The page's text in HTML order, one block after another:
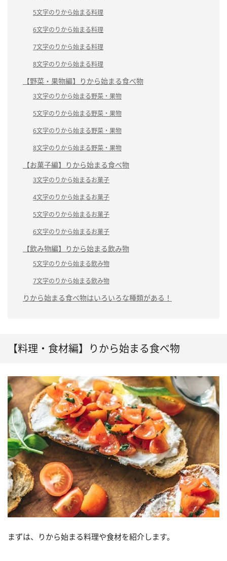
5文字のりから始まる料理
6文字のりから始まる料理
7文字のりから始まる料理
8文字のりから始まる料理
【野菜・果物編】りから始まる食べ物
3文字のりから始まる野菜・果物
5文字のりから始まる野菜・果物
6文字のりから始まる野菜・果物
8文字のりから始まる野菜・果物
【お菓子編】りから始まる食べ物
3文字のりから始まるお菓子
4文字のりから始まるお菓子
5文字のりから始まるお菓子
6文字のりから始まるお菓子
【飲み物編】りから始まる飲み物
5文字のりから始まる飲み物
7文字のりから始まる飲み物
りから始まる食べ物はいろいろな種類がある！
【料理・食材編】りから始まる食べ物
まずは、りから始まる料理や食材を紹介します。